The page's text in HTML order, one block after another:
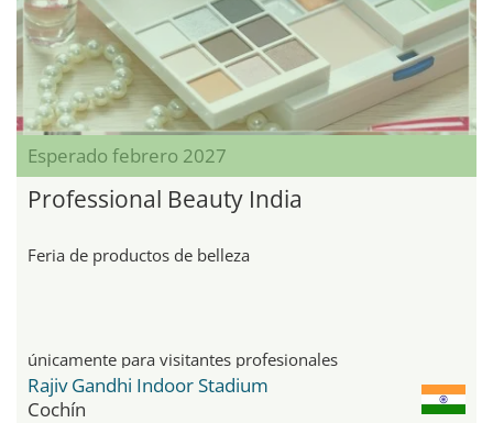
Esperado febrero 2027
Professional Beauty India
Feria de productos de belleza
únicamente para visitantes profesionales
Rajiv Gandhi Indoor Stadium
Cochín